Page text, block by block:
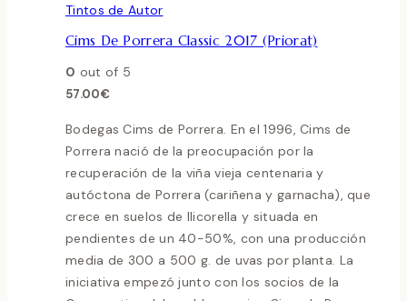
Tintos de Autor
Cims De Porrera Classic 2017 (Priorat)
0 out of 5
57.00€
Bodegas Cims de Porrera. En el 1996, Cims de
Porrera nació de la preocupación por la
recuperación de la viña vieja centenaria y
autóctona de Porrera (cariñena y garnacha), que
crece en suelos de llicorella y situada en
pendientes de un 40-50%, con una producción
media de 300 a 500 g. de uvas por planta. La
iniciativa empezó junto con los socios de la